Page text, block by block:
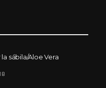
sábila/Aloe Vera